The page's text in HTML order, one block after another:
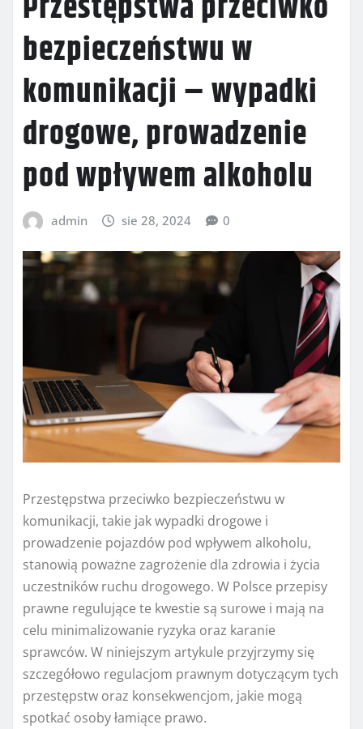
bezpieczeństwu w
komunikacji – wypadki
drogowe, prowadzenie
pod wpływem alkoholu
admin sie 28, 2024 0
Przestępstwa przeciwko bezpieczeństwu w
komunikacji, takie jak wypadki drogowe i
prowadzenie pojazdów pod wpływem alkoholu,
stanowią poważne zagrożenie dla zdrowia i życia
uczestników ruchu drogowego. W Polsce przepisy
prawne regulujące te kwestie są surowe i mają na
celu minimalizowanie ryzyka oraz karanie
sprawców. W niniejszym artykule przyjrzymy się
szczegółowo regulacjom prawnym dotyczącym tych
przestępstw oraz konsekwencjom, jakie mogą
spotkać osoby łamiące prawo.